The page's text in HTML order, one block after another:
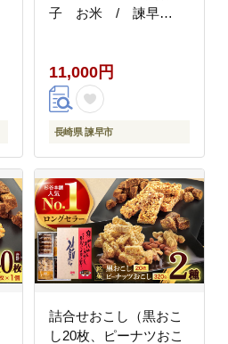
子 お米 / 諫早
11,000円
長崎県 諫早市
詰合せおこし（黒おこ
し20枚、ピーナツおこ